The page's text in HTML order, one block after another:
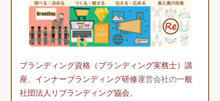
ブランディング資格（ブランディング実務士）講
座、 インナーブランディング研修運営会社の一般
社団法人リブランディング協会。